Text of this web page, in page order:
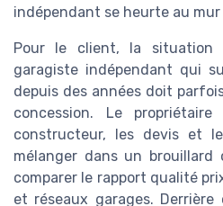
indépendant se heurte au
Pour le client, la situation
garagiste indépendant qui
depuis des années doit
concession. Le
constructeur, les devis et
mélanger dans un
comparer le rapport qualité
et réseaux garages.